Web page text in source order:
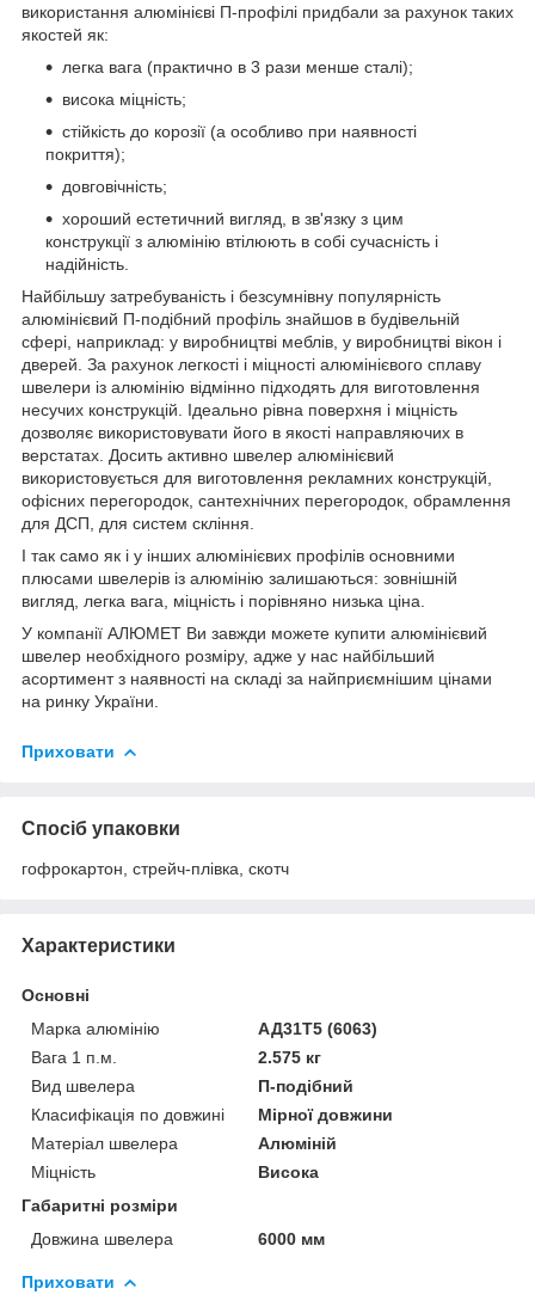
використання алюмінієві П-профілі придбали за рахунок таких
якостей як:
легка вага (практично в 3 рази менше сталі);
висока міцність;
стійкість до корозії (а особливо при наявності
покриття);
довговічність;
хороший естетичний вигляд, в зв'язку з цим
конструкції з алюмінію втілюють в собі сучасність і
надійність.
Найбільшу затребуваність і безсумнівну популярність
алюмінієвий П-подібний профіль знайшов в будівельній
сфері, наприклад: у виробництві меблів, у виробництві вікон і
дверей. За рахунок легкості і міцності алюмінієвого сплаву
швелери із алюмінію відмінно підходять для виготовлення
несучих конструкцій. Ідеально рівна поверхня і міцність
дозволяє використовувати його в якості направляючих в
верстатах. Досить активно швелер алюмінієвий
використовується для виготовлення рекламних конструкцій,
офісних перегородок, сантехнічних перегородок, обрамлення
для ДСП, для систем скління.
І так само як і у інших алюмінієвих профілів основними
плюсами швелерів із алюмінію залишаються: зовнішній
вигляд, легка вага, міцність і порівняно низька ціна.
У компанії АЛЮМЕТ Ви завжди можете купити алюмінієвий
швелер необхідного розміру, адже у нас найбільший
асортимент з наявності на складі за найприємнішим цінами
на ринку України.
Приховати
Спосіб упаковки
гофрокартон, стрейч-плівка, скотч
Характеристики
Основні
Марка алюмінію
АД31Т5 (6063)
Вага 1 п.м.
2.575 кг
Вид швелера
П-подібний
Класифікація по довжині
Мірної довжини
Матеріал швелера
Алюміній
Міцність
Висока
Габаритні розміри
Довжина швелера
6000 мм
Приховати